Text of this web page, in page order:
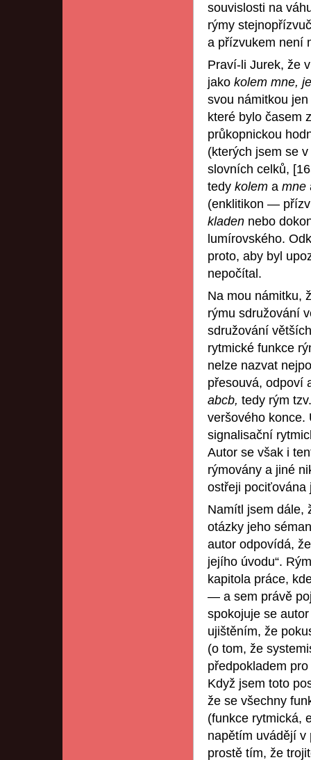
souvislosti na
rýmy
a přízvukem není
Praví-li Jurek, že
jako kolem mne,
svou námitkou
které bylo časem
průkopnickou
(kterých jsem se
slovních celků,
tedy kolem a mne
(enklitikon —
kladen nebo
lumírovského.
proto, aby byl
nepočítal.
Na mou námitku,
rýmu sdružování
sdružování
rytmické funkce
nelze nazvat
přesouvá, odpoví
abcb, tedy rým
veršového konce.
signalisační
Autor se však i
rýmovány a jiné
ostřeji pociťována
Namítl jsem dále,
otázky jeho
autor odpovídá,
jejího úvodu“.
kapitola práce,
— a sem právě
spokojuje se
ujištěním, že
(o tom, že
předpokladem
Když jsem toto
že se všechny
(funkce rytmická,
napětím uvádějí v
prostě tím, že